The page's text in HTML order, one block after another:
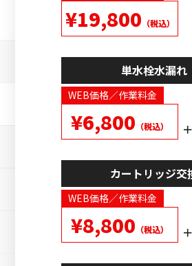
¥19,800 （税込）
単水栓水漏れ
WEB価格／作業料金
¥6,800 （税込）
カートリッジ交
WEB価格／作業料金
¥8,800 （税込）